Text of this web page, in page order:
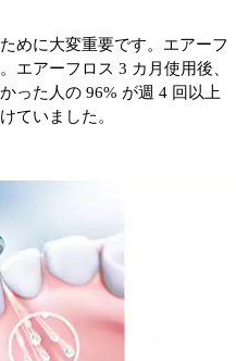
めに大変重要です。エアーフ
エアーフロス 3 カ月使用後、
った人の 96% が週 4 回以上
ていました。